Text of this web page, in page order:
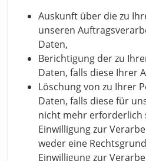
Auskunft über die zu
unseren
Daten,
Berichtigung der zu
Daten, falls diese Ihrer
Löschung von zu Ihrer
Daten, falls diese für
nicht mehr erforderlich
Einwilligung zur
weder eine
Einwilligung zur